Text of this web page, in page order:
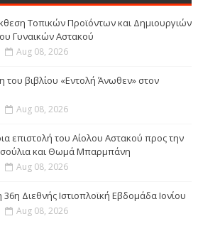
Τοπικών Προϊόντων και Δημιουργιών
Γυναικών Αστακού
Aug 08, 2026
του βιβλίου «Εντολή Άνωθεν» στον
Aug 08, 2026
επιστολή του Αίολου Αστακού προς την
και Θωμά Μπαρμπάνη
Aug 08, 2026
36η Διεθνής Ιστιοπλοϊκή Εβδομάδα Ιονίου
Aug 08, 2026